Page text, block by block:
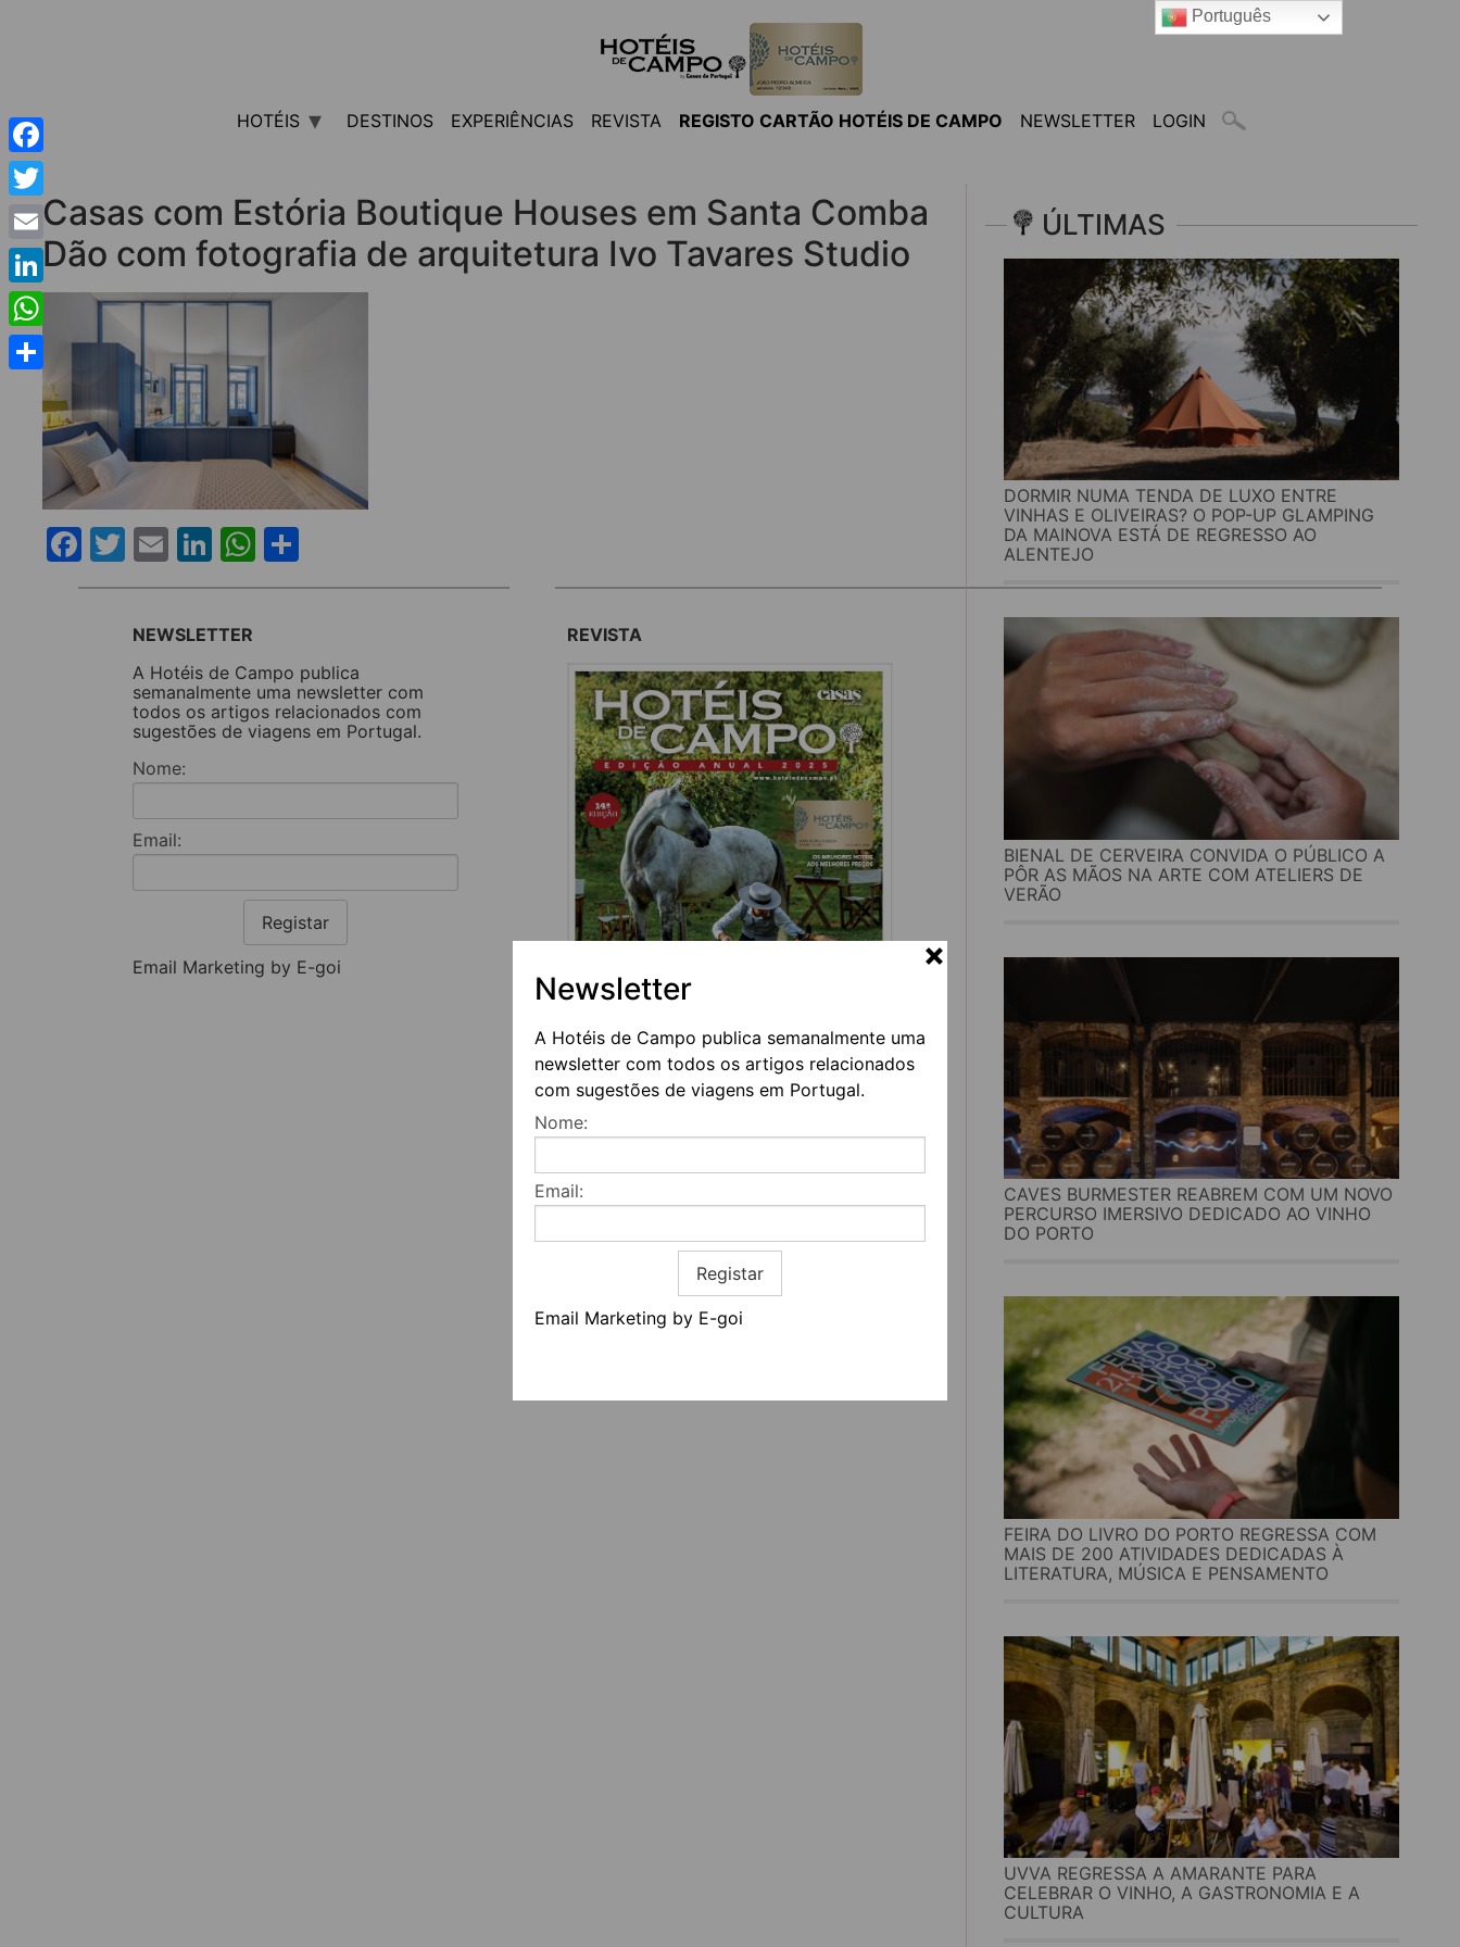
Newsletter
A Hotéis de Campo publica semanalmente uma
newsletter com todos os artigos relacionados
com sugestões de viagens em Portugal.
Nome:
Email:
Registar
Email Marketing by E-goi
HOTÉIS DESTINOS EXPERIÊNCIAS REVISTA REGISTO CARTÃO HOTÉIS DE CAMPO NEWSLETTER LOGIN
Casas com Estória Boutique Houses em Santa Comba
Dão com fotografia de arquitetura Ivo Tavares Studio
Facebook
Twitter
EmailLinkedIn
WhatsApp
ÚLTIMAS
DORMIR NUMA TENDA DE LUXO ENTRE
VINHAS E OLIVEIRAS? O POP-UP GLAMPING
DA MAINOVA ESTÁ DE REGRESSO AO
ALENTEJO
BIENAL DE CERVEIRA CONVIDA O PÚBLICO A
PÔR AS MÃOS NA ARTE COM ATELIERS DE
VERÃO
CAVES BURMESTER REABREM COM UM NOVO
PERCURSO IMERSIVO DEDICADO AO VINHO
DO PORTO
FEIRA DO LIVRO DO PORTO REGRESSA COM
MAIS DE 200 ATIVIDADES DEDICADAS À
LITERATURA, MÚSICA E PENSAMENTO
UVVA REGRESSA A AMARANTE PARA
CELEBRAR O VINHO, A GASTRONOMIA E A
CULTURA
NEWSLETTER
A Hotéis de Campo publica
semanalmente uma newsletter com
todos os artigos relacionados com
sugestões de viagens em Portugal.
Nome:
Email:
Registar
Email Marketing by E-goi
REVISTA
REDES SOCIAIS
Quem somos
Termos e condições
Estatuto editorial
Informação geral
Facebook
Twitter
Email
LinkedIn
WhatsApp
Share
Português